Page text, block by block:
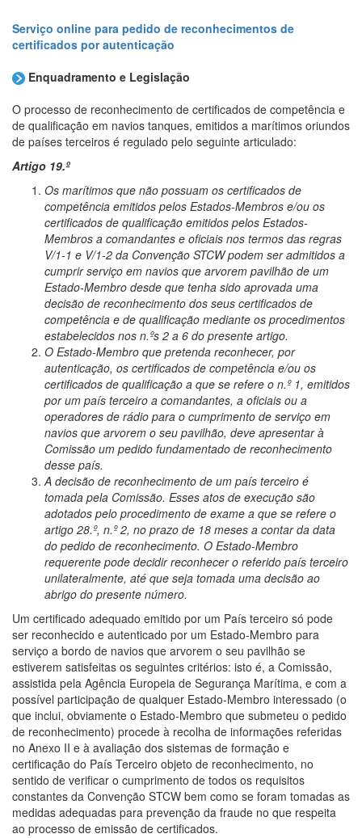
Serviço online para pedido de reconhecimentos de
certificados por autenticação
Enquadramento e Legislação
O processo de reconhecimento de certificados de competência e
de qualificação em navios tanques, emitidos a marítimos oriundos
de países terceiros é regulado pelo seguinte articulado:
Artigo 19.º
Os marítimos que não possuam os certificados de
competência emitidos pelos Estados-Membros e/ou os
certificados de qualificação emitidos pelos Estados-
Membros a comandantes e oficiais nos termos das regras
V/1-1 e V/1-2 da Convenção STCW podem ser admitidos a
cumprir serviço em navios que arvorem pavilhão de um
Estado-Membro desde que tenha sido aprovada uma
decisão de reconhecimento dos seus certificados de
competência e de qualificação mediante os procedimentos
estabelecidos nos n.ºs 2 a 6 do presente artigo.
O Estado-Membro que pretenda reconhecer, por
autenticação, os certificados de competência e/ou os
certificados de qualificação a que se refere o n.º 1, emitidos
por um país terceiro a comandantes, a oficiais ou a
operadores de rádio para o cumprimento de serviço em
navios que arvorem o seu pavilhão, deve apresentar à
Comissão um pedido fundamentado de reconhecimento
desse país.
A decisão de reconhecimento de um país terceiro é
tomada pela Comissão. Esses atos de execução são
adotados pelo procedimento de exame a que se refere o
artigo 28.º, n.º 2, no prazo de 18 meses a contar da data
do pedido de reconhecimento. O Estado-Membro
requerente pode decidir reconhecer o referido país terceiro
unilateralmente, até que seja tomada uma decisão ao
abrigo do presente número.
Um certificado adequado emitido por um País terceiro só pode
ser reconhecido e autenticado por um Estado-Membro para
serviço a bordo de navios que arvorem o seu pavilhão se
estiverem satisfeitas os seguintes critérios: isto é, a Comissão,
assistida pela Agência Europeia de Segurança Marítima, e com a
possível participação de qualquer Estado-Membro interessado (o
que inclui, obviamente o Estado-Membro que submeteu o pedido
de reconhecimento) procede à recolha de informações referidas
no Anexo II e à avaliação dos sistemas de formação e
certificação do País Terceiro objeto de reconhecimento, no
sentido de verificar o cumprimento de todos os requisitos
constantes da Convenção STCW bem como se foram tomadas as
medidas adequadas para prevenção da fraude no que respeita
ao processo de emissão de certificados.